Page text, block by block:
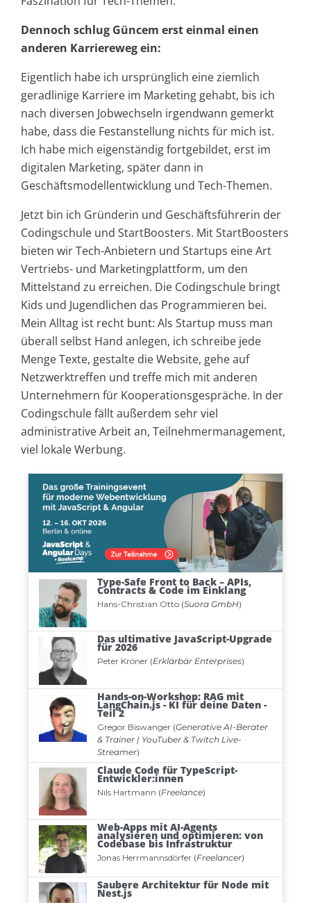
Dennoch schlug Güncem erst einmal einen
anderen Karriereweg ein:
Eigentlich habe ich ursprünglich eine ziemlich
geradlinige Karriere im Marketing gehabt, bis ich
nach diversen Jobwechseln irgendwann gemerkt
habe, dass die Festanstellung nichts für mich ist.
Ich habe mich eigenständig fortgebildet, erst im
digitalen Marketing, später dann in
Geschäftsmodellentwicklung und Tech-Themen.
Jetzt bin ich Gründerin und Geschäftsführerin der
Codingschule und StartBoosters. Mit StartBoosters
bieten wir Tech-Anbietern und Startups eine Art
Vertriebs- und Marketingplattform, um den
Mittelstand zu erreichen. Die Codingschule bringt
Kids und Jugendlichen das Programmieren bei.
Mein Alltag ist recht bunt: Als Startup muss man
überall selbst Hand anlegen, ich schreibe jede
Menge Texte, gestalte die Website, gehe auf
Netzwerktreffen und treffe mich mit anderen
Unternehmern für Kooperationsgespräche. In der
Codingschule fällt außerdem sehr viel
administrative Arbeit an, Teilnehmermanagement,
viel lokale Werbung.